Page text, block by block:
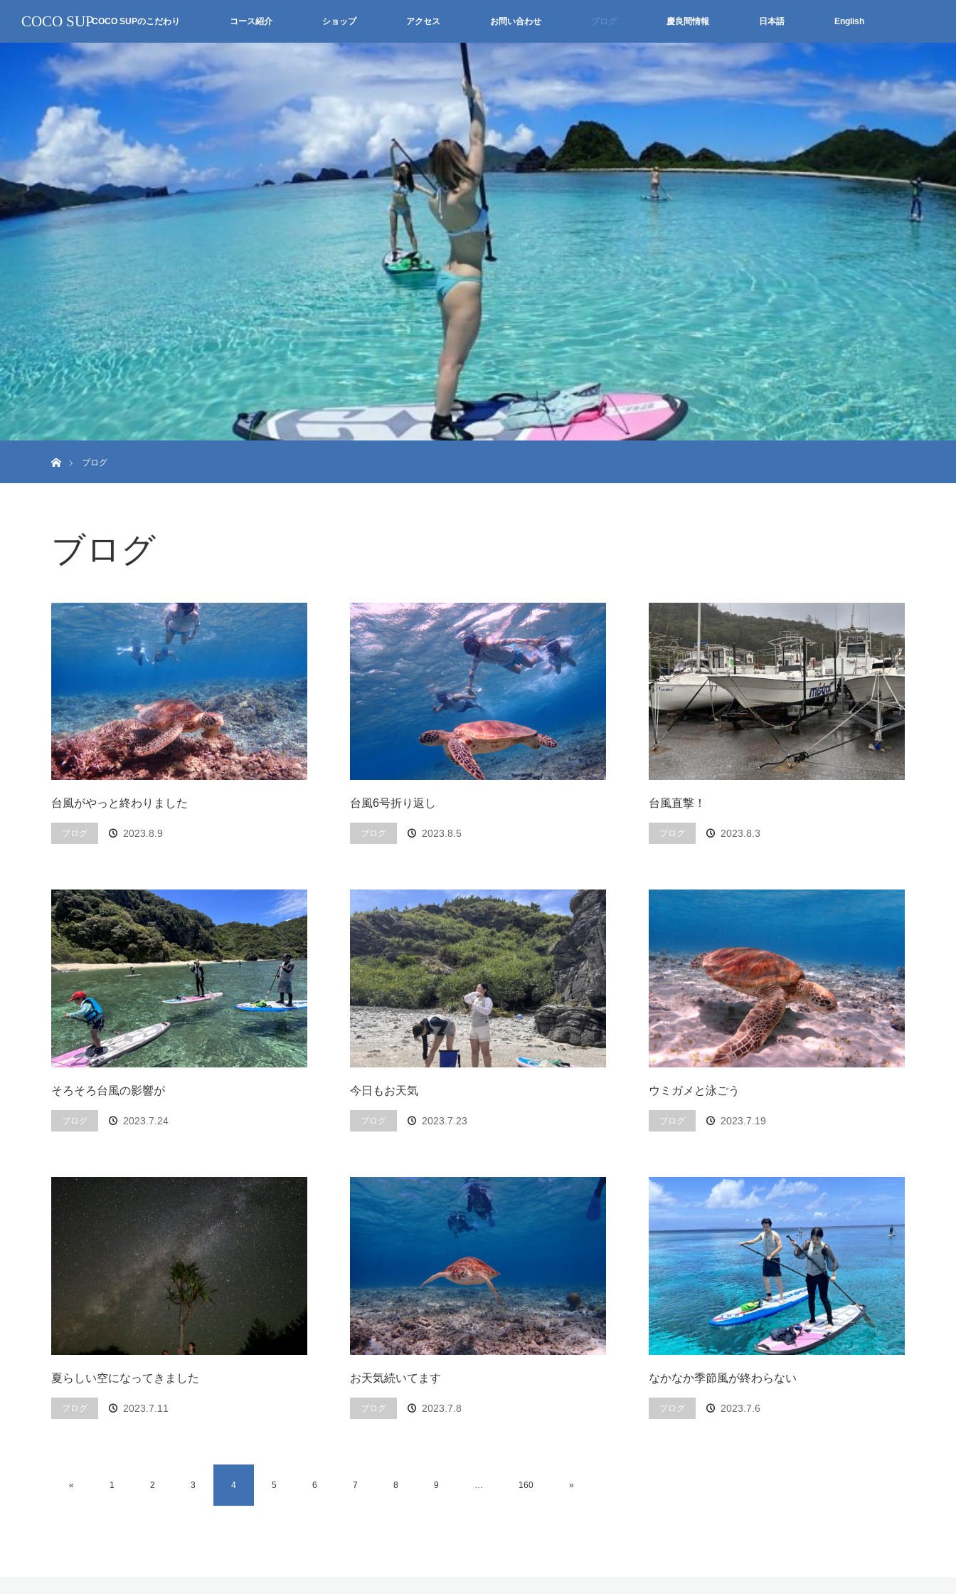
COCO SUPCOCO SUPのこだわり コース紹介 ショップ アクセス お問い合わせ ブログ 慶良間情報 日本語 English
ブログ
ブログ
台風がやっと終わりました
ブログ 2023.8.9
台風6号折り返し
ブログ 2023.8.5
台風直撃！
ブログ 2023.8.3
そろそろ台風の影響が
ブログ 2023.7.24
今日もお天気
ブログ 2023.7.23
ウミガメと泳ごう
ブログ 2023.7.19
夏らしい空になってきました
ブログ 2023.7.11
お天気続いてます
ブログ 2023.7.8
なかなか季節風が終わらない
ブログ 2023.7.6
« 1 2 3 4 5 6 7 8 9 … 160 »